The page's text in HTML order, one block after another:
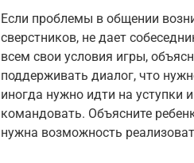
Если проблемы в общении
сверстников, не дает
всем свои условия игры,
поддерживать диалог, что
иногда нужно идти на уступки
командовать. Объясните
нужна возможность